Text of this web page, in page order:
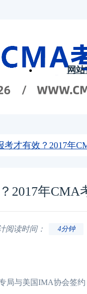
网站
考才有效？2017年
2017年CMA
阅读时间： 4分钟
与美国IMA协会签约